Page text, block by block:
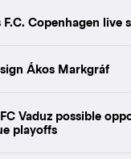
F.C. Copenhagen live
Ákos Markgráf
Vaduz possible
playoffs